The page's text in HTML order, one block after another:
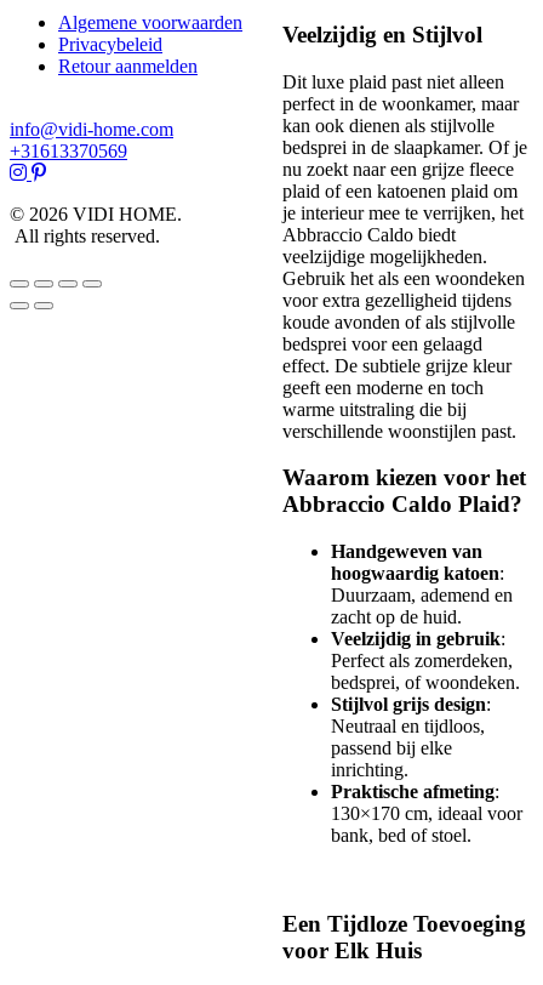
Veelzijdig en Stijlvol
Dit luxe plaid past niet alleen
perfect in de woonkamer, maar
kan ook dienen als stijlvolle
bedsprei in de slaapkamer. Of je
nu zoekt naar een grijze fleece
plaid of een katoenen plaid om
je interieur mee te verrijken, het
Abbraccio Caldo biedt
veelzijdige mogelijkheden.
Gebruik het als een woondeken
voor extra gezelligheid tijdens
koude avonden of als stijlvolle
bedsprei voor een gelaagd
effect. De subtiele grijze kleur
geeft een moderne en toch
warme uitstraling die bij
verschillende woonstijlen past.
Waarom kiezen voor het
Abbraccio Caldo Plaid?
Handgeweven van
hoogwaardig katoen:
Duurzaam, ademend en
zacht op de huid.
Veelzijdig in gebruik:
Perfect als zomerdeken,
bedsprei, of woondeken.
Stijlvol grijs design:
Neutraal en tijdloos,
passend bij elke
inrichting.
Praktische afmeting:
130×170 cm, ideaal voor
bank, bed of stoel.
Een Tijdloze Toevoeging
voor Elk Huis
Algemene voorwaarden
Privacybeleid
Retour aanmelden
info@vidi-home.com
+31613370569
© 2026 VIDI HOME.
All rights reserved.